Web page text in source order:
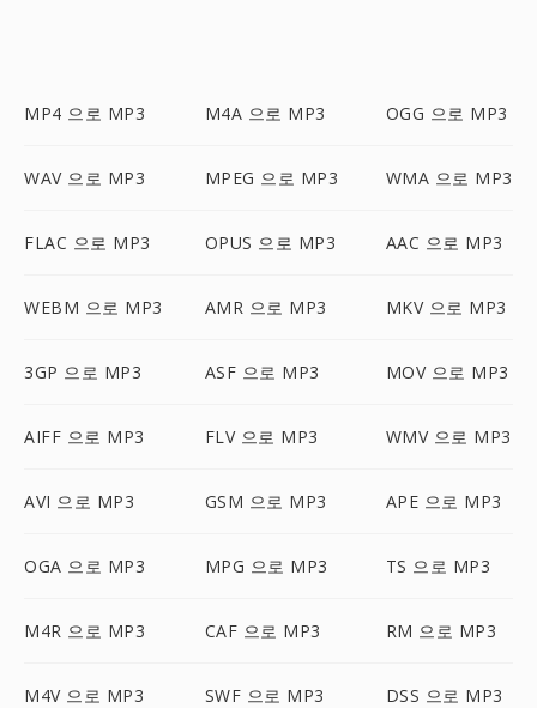
MP4 으로 MP3 M4A 으로 MP3 OGG 으로 MP3
WAV 으로 MP3 MPEG 으로 MP3 WMA 으로 MP3
FLAC 으로 MP3 OPUS 으로 MP3 AAC 으로 MP3
WEBM 으로 MP3 AMR 으로 MP3 MKV 으로 MP3
3GP 으로 MP3 ASF 으로 MP3 MOV 으로 MP3
AIFF 으로 MP3 FLV 으로 MP3 WMV 으로 MP3
AVI 으로 MP3 GSM 으로 MP3 APE 으로 MP3
OGA 으로 MP3 MPG 으로 MP3 TS 으로 MP3
M4R 으로 MP3 CAF 으로 MP3 RM 으로 MP3
M4V 으로 MP3 SWF 으로 MP3 DSS 으로 MP3